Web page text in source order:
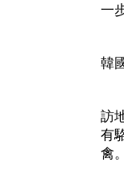
一
韓
訪
有
禽